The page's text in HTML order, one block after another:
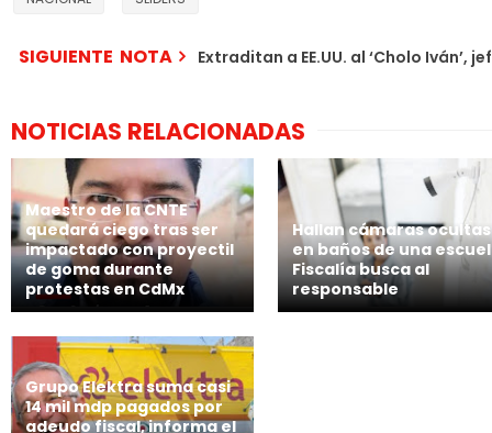
SIGUIENTE NOTA Extraditan a EE.UU. al ‘Cholo Iván’,
NOTICIAS RELACIONADAS
Maestro de la CNTE
quedará ciego tras ser
impactado con proyectil
de goma durante
protestas en CdMx
Hallan cámaras ocultas
en baños de una
Fiscalía busca al
responsable
Grupo Elektra suma casi
14 mil mdp pagados por
adeudo fiscal, informa el